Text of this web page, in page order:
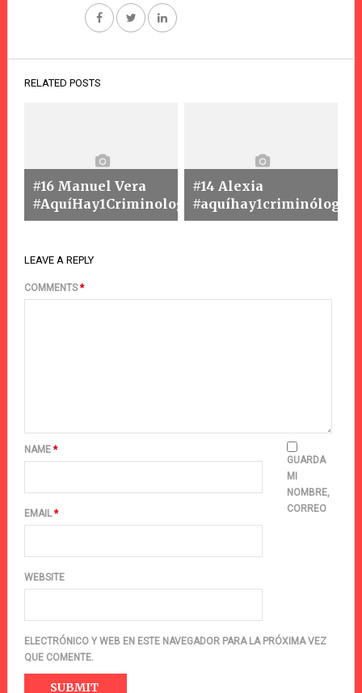
RELATED POSTS
#16 Manuel Vera
#AquíHay1Criminologo
#14 Alexia
#aquíhay1criminólogo
LEAVE A REPLY
COMMENTS*
NAME *
EMAIL*
WEBSITE
GUARDA
MI
NOMBRE,
CORREO
ELECTRÓNICO Y WEB EN ESTE NAVEGADOR PARA LA PRÓXIMA VEZ
QUE COMENTE.